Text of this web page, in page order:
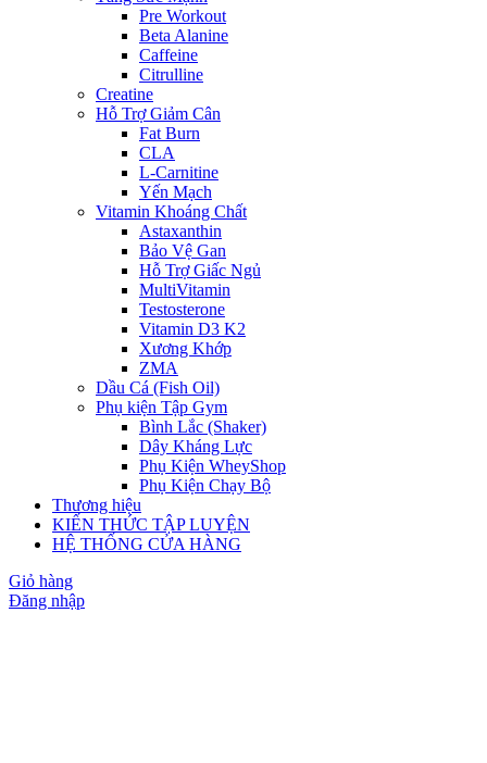
Pre Workout
Beta Alanine
Caffeine
Citrulline
Creatine
Hỗ Trợ Giảm Cân
Fat Burn
CLA
L-Carnitine
Yến Mạch
Vitamin Khoáng Chất
Astaxanthin
Bảo Vệ Gan
Hỗ Trợ Giấc Ngủ
MultiVitamin
Testosterone
Vitamin D3 K2
Xương Khớp
ZMA
Dầu Cá (Fish Oil)
Phụ kiện Tập Gym
Bình Lắc (Shaker)
Dây Kháng Lực
Phụ Kiện WheyShop
Phụ Kiện Chạy Bộ
Thương hiệu
KIẾN THỨC TẬP LUYỆN
HỆ THỐNG CỬA HÀNG
Giỏ hàng
Đăng nhập